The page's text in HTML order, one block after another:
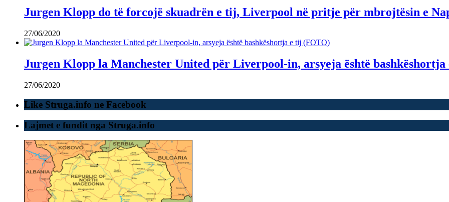
Jurgen Klopp do të forcojë skuadrën e tij, Liverpool në pritje për mbrojtësin e
27/06/2020
Jurgen Klopp la Manchester United për Liverpool-in, arsyeja është
27/06/2020
Like Struga.info ne Facebook
Lajmet e fundit nga Struga.info